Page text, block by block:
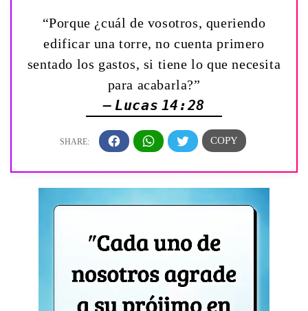
“Porque ¿cuál de vosotros, queriendo
edificar una torre, no cuenta primero
sentado los gastos, si tiene lo que necesita
para acabarla?”
— Lucas 14:28